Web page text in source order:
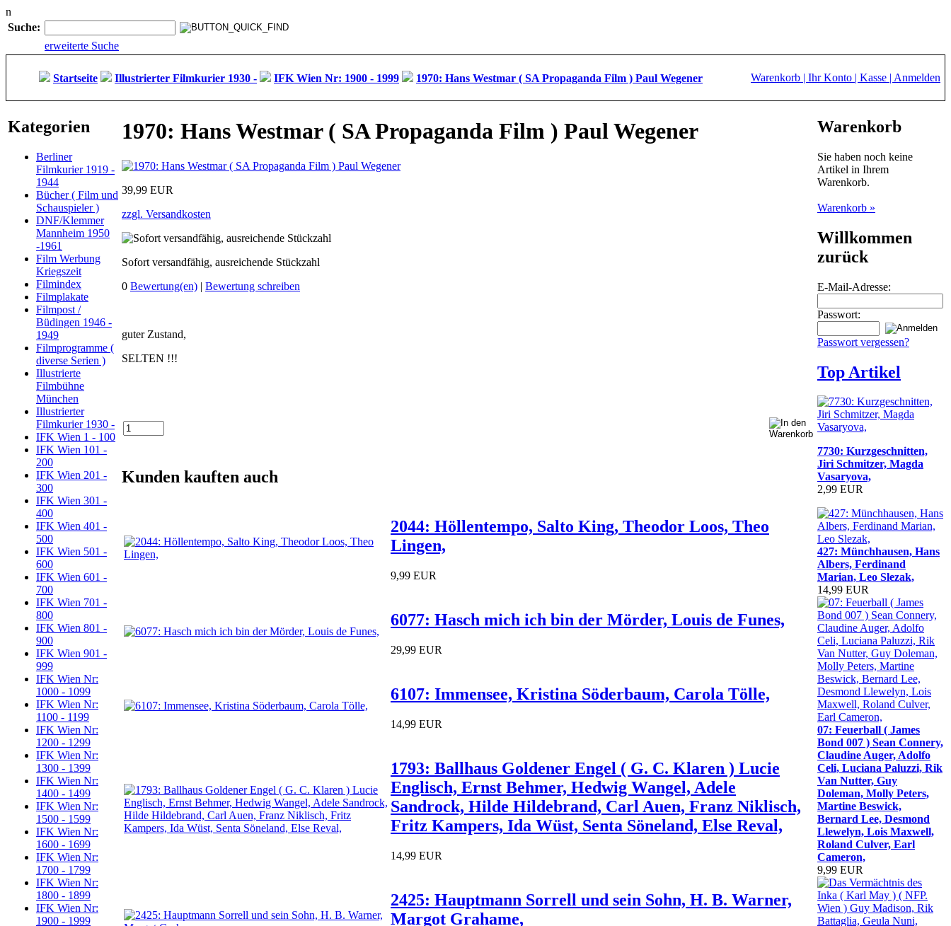
n
Suche:
erweiterte Suche
Startseite Illustrierter Filmkurier 1930 - IFK Wien Nr: 1900 - 1999 1970: Hans Westmar ( SA Propaganda Film ) Paul Wegener Warenkorb | Ihr Konto | Kasse | Anmelden
Kategorien
Berliner
Filmkurier 1919 -
1944
Bücher ( Film und
Schauspieler )
DNF/Klemmer
Mannheim 1950
-1961
Film Werbung
Kriegszeit
Filmindex
Filmplakate
Filmpost /
Büdingen 1946 -
1949
Filmprogramme (
diverse Serien )
Illustrierte
Filmbühne
München
Illustrierter
Filmkurier 1930 -
IFK Wien 1 - 100
IFK Wien 101 -
200
IFK Wien 201 -
300
IFK Wien 301 -
400
IFK Wien 401 -
500
IFK Wien 501 -
600
IFK Wien 601 -
700
IFK Wien 701 -
800
IFK Wien 801 -
900
IFK Wien 901 -
999
IFK Wien Nr:
1000 - 1099
IFK Wien Nr:
1100 - 1199
IFK Wien Nr:
1200 - 1299
IFK Wien Nr:
1300 - 1399
IFK Wien Nr:
1400 - 1499
IFK Wien Nr:
1500 - 1599
IFK Wien Nr:
1600 - 1699
IFK Wien Nr:
1700 - 1799
IFK Wien Nr:
1800 - 1899
IFK Wien Nr:
1900 - 1999
1970: Hans Westmar ( SA Propaganda Film ) Paul Wegener
39,99 EUR
zzgl. Versandkosten
Sofort versandfähig, ausreichende Stückzahl
0 Bewertung(en) | Bewertung schreiben
guter Zustand,
SELTEN !!!
Kunden kauften auch
2044: Höllentempo, Salto King, Theodor Loos, Theo
Lingen,
9,99 EUR
6077: Hasch mich ich bin der Mörder, Louis de Funes,
29,99 EUR
6107: Immensee, Kristina Söderbaum, Carola Tölle,
14,99 EUR
1793: Ballhaus Goldener Engel ( G. C. Klaren ) Lucie
Englisch, Ernst Behmer, Hedwig Wangel, Adele
Sandrock, Hilde Hildebrand, Carl Auen, Franz Niklisch,
Fritz Kampers, Ida Wüst, Senta Söneland, Else Reval,
14,99 EUR
2425: Hauptmann Sorrell und sein Sohn, H. B. Warner,
Margot Grahame,
Warenkorb
Sie haben noch keine
Artikel in Ihrem
Warenkorb.
Warenkorb »
Willkommen
zurück
E-Mail-Adresse:
Passwort:
Passwort vergessen?
Top Artikel
7730: Kurzgeschnitten,
Jiri Schmitzer, Magda
Vasaryova,
2,99 EUR
427: Münchhausen, Hans
Albers, Ferdinand
Marian, Leo Slezak,
14,99 EUR
07: Feuerball ( James
Bond 007 ) Sean Connery,
Claudine Auger, Adolfo
Celi, Luciana Paluzzi, Rik
Van Nutter, Guy
Doleman, Molly Peters,
Martine Beswick,
Bernard Lee, Desmond
Llewelyn, Lois Maxwell,
Roland Culver, Earl
Cameron,
9,99 EUR